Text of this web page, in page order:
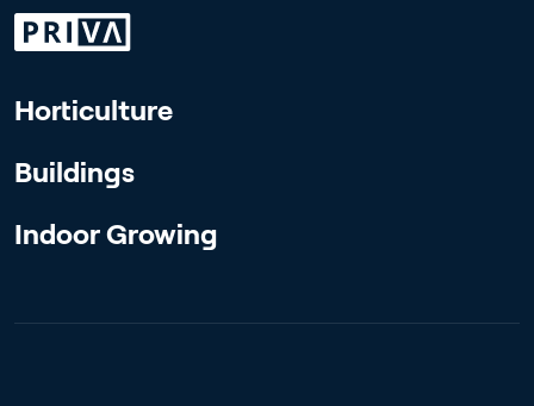
Horticulture
Buildings
Indoor Growing